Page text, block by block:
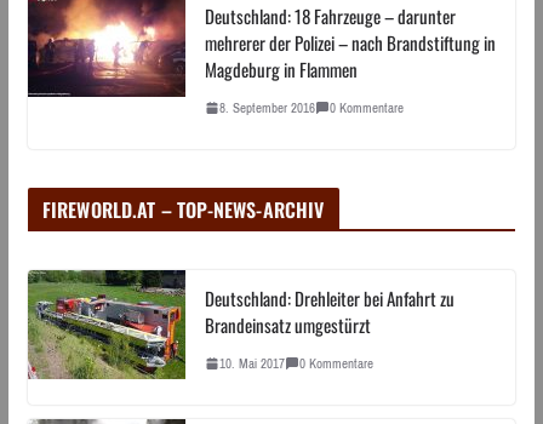
Deutschland: 18 Fahrzeuge – darunter
mehrerer der Polizei – nach Brandstiftung in
Magdeburg in Flammen
8. September 2016 0 Kommentare
FIREWORLD.AT – TOP-NEWS-ARCHIV
Deutschland: Drehleiter bei Anfahrt zu
Brandeinsatz umgestürzt
10. Mai 2017 0 Kommentare